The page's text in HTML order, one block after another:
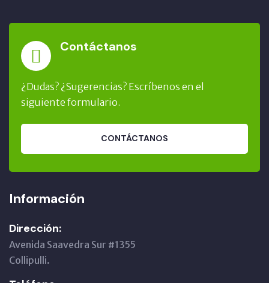
Contáctanos
¿Dudas? ¿Sugerencias? Escríbenos en el
siguiente formulario.
CONTÁCTANOS
Información
Dirección:
Avenida Saavedra Sur #1355
Collipulli.